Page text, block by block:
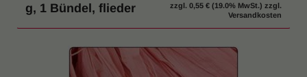
g, 1 Bündel, flieder
zzgl. 0,55 € (19.0% MwSt.) zzgl.
Versandkosten